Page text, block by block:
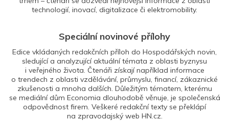
technologií, inovací, digitalizace či elektromobility.
Speciální novinové přílohy
Edice vkládaných redakčních příloh do Hospodářských novin,
sledující a analyzující aktuální témata z oblasti byznysu
i veřejného života. Čtenáři získají například informace
o trendech z oblasti vzdělávání, průmyslu, financí, zákaznické
zkušenosti a mnoha dalších. Důležitým tématem, kterému
se mediální dům Economia dlouhodobě věnuje, je společenská
odpovědnost firem. Veškeré redakční texty se překlápí
na zpravodajský web HN.cz.